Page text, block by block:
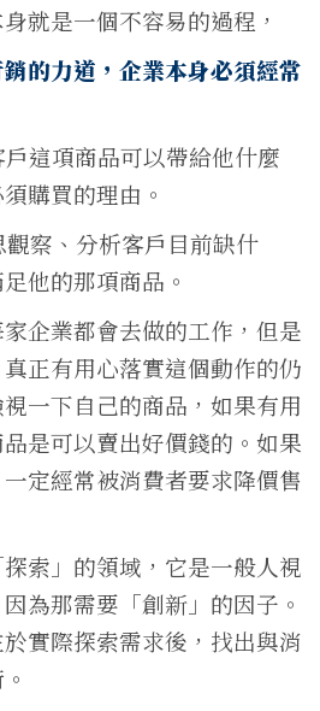
就是一個不容易的過程，
的力道，企業本身必須經常
這項商品可以帶給他什麼
購買的理由。
觀察、分析客戶目前缺什
他的那項商品。
企業都會去做的工作，但是
正有用心落實這個動作的仍
一下自己的商品，如果有用
是可以賣出好價錢的。如果
定經常被消費者要求降價售
索」的領域，它是一般人視
為那需要「創新」的因子。
實際探索需求後，找出與消